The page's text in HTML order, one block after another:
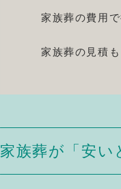
家族葬の費用
家族葬の見積
家族葬が「安い